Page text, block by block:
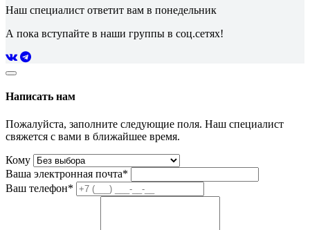
Наш специалист ответит вам в понедельник
А пока вступайте в наши группы в соц.сетях!
Написать нам
Пожалуйста, заполните следующие поля. Наш специалист
свяжется с вами в ближайшее время.
Кому
Ваша электронная почта*
Ваш телефон*